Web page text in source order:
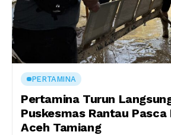
PERTAMINA
Pertamina Turun
Puskesmas Rantau Pasca
Aceh Tamiang